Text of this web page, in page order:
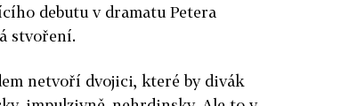
debutu v dramatu Petera
stvoření.
netvoří dvojici, které by divák